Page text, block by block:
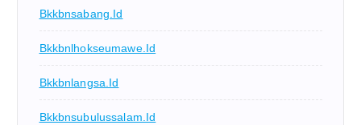
Bkkbnsabang.id
Bkkbnlhokseumawe.id
Bkkbnlangsa.id
Bkkbnsubulussalam.id